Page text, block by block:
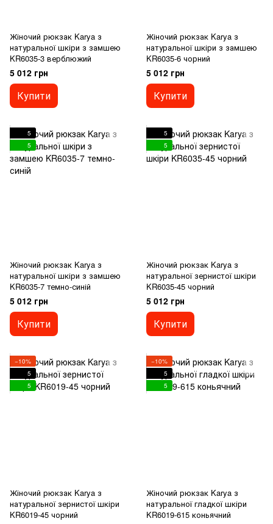
Жіночий рюкзак Karya з
натуральної шкіри з замшею
KR6035-3 верблюжий
5 012 грн
Купити
Жіночий рюкзак Karya з
натуральної шкіри з замшею
KR6035-6 чорний
5 012 грн
Купити
5
5
Жіночий рюкзак Karya з
натуральної шкіри з замшею
KR6035-7 темно-синій
5 012 грн
Купити
5
5
Жіночий рюкзак Karya з
натуральної зернистої шкіри
KR6035-45 чорний
5 012 грн
Купити
−10%
5
5
Жіночий рюкзак Karya з
натуральної зернистої шкіри
KR6019-45 чорний
−10%
5
5
Жіночий рюкзак Karya з
натуральної гладкої шкіри
KR6019-615 коньячний